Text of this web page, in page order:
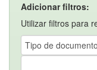
Adicionar filtros:
Utilizar filtros para